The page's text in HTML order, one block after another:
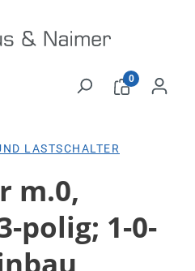
0
LASTSCHALTER
m.0,
polig; 1-0-